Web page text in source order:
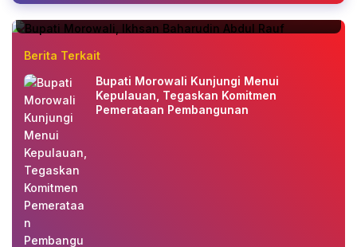
BTIIG di Sungai Karaopa
Berita Terkait
Bupati Morowali Kunjungi Menui
Kepulauan, Tegaskan Komitmen
Pemerataan Pembangunan